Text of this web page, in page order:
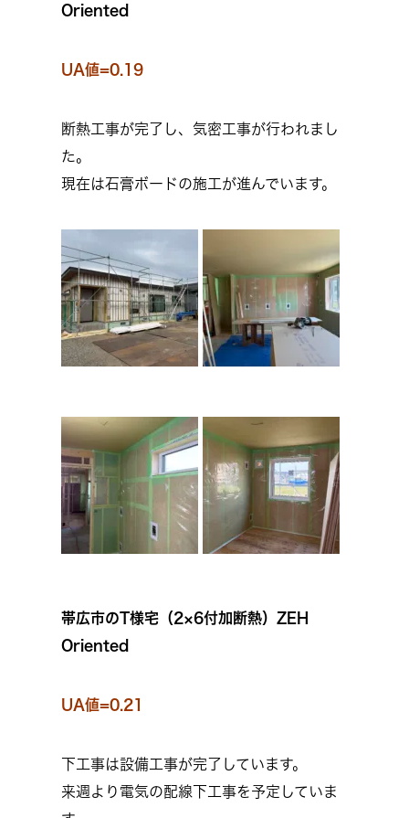
Oriented
UA値=0.19
断熱工事が完了し、気密工事が行われまし
た。
現在は石膏ボードの施工が進んでいます。
帯広市のT様宅（2×6付加断熱）ZEH
Oriented
UA値=0.21
下工事は設備工事が完了しています。
来週より電気の配線下工事を予定していま